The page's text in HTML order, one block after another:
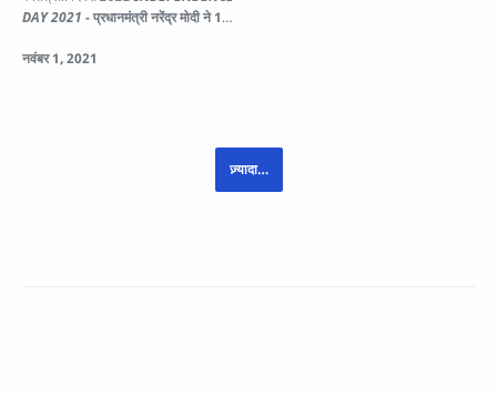
DAY 2021 -प्रधानमंत्री नरेंद्र मोदी ने 15